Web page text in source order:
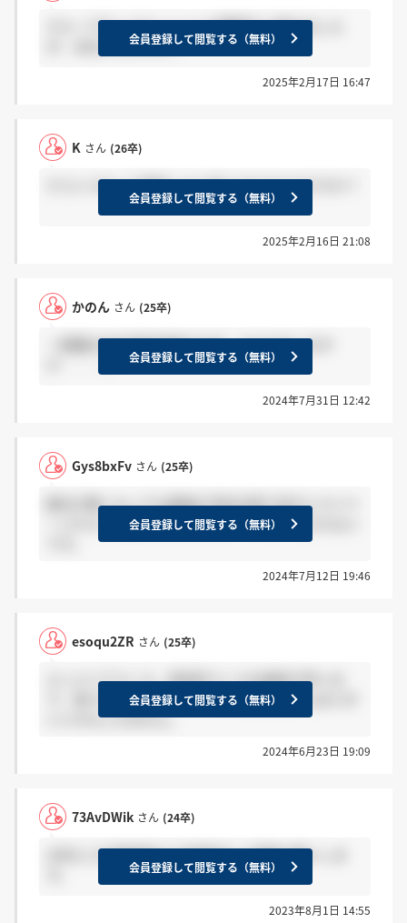
グループディスカッションが難関だと聞きました
が、本当でしょうか？会員登録して閲覧する（無料）
2025年2月17日 16:47
K さん (26卒)
そういうのって電話したら何とかなるものですか？
会員登録して閲覧する（無料）
2025年2月16日 21:08
かのん さん (25卒)
一般職のWEB適性検査の方式、わかる方います
会員登録して閲覧する（無料）
2024年7月31日 12:42
Gys8bxFv さん (25卒)
都合が悪くなっても面接の予約を取り消すとマイペ
ージからでは他の日が全く空いていなくて入れない
会員登録して閲覧する（無料）
2024年7月12日 19:46
esoqu2ZR さん (25卒)
エンジニアコース、研究所コースは選考が早いの
で、受けることを考えている人は注意をしたほうが
いいかもしれません。
会員登録して閲覧する（無料）
2024年6月23日 19:09
73AvDWik さん (24卒)
28日に三次面接受けて結果来た人感謝お願いしま
会員登録して閲覧する（無料）
2023年8月1日 14:55